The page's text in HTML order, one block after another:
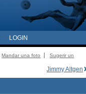
LOGIN
Mandar una foto
Sugerir un
Jimmy Altgen